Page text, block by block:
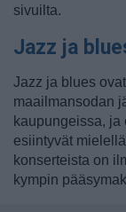
sivuilta.
Jazz ja
Jazz ja blues
maailmansodan
kaupungeissa,
esiintyvät
konserteista on
kympin